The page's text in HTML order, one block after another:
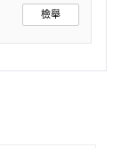
檢舉